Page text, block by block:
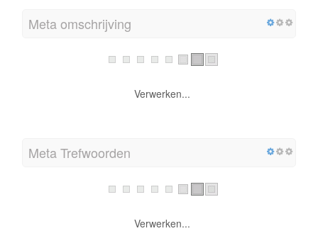
Meta omschrijving
Verwerken...
Meta Trefwoorden
Verwerken...